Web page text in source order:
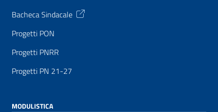
Bacheca Sindacale
Progetti PON
Progetti PNRR
Progetti PN 21-27
MODULISTICA